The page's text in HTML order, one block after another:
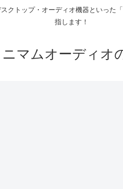
クトップ・オーディオ機器といった
指します！
ニマムオーディオ